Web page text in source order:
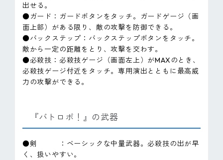
出せる。
●ガード：ガードボタンをタッチ。ガードゲージ（画
面上部）がある限り、敵の攻撃を防御できる。
●バックステップ：バックステップボタンをタッチ。
敵から一定の距離をとり、攻撃を交わす。
●必殺技：必殺技ゲージ（画面左上）がMAXのとき、
必殺技ゲージ付近をタッチ。専用演出とともに最高威
力の攻撃ができる。
『バトロボ！』の武器
●剣 ：ベーシックな中量武器。必殺技の出が早
く、扱いやすい。